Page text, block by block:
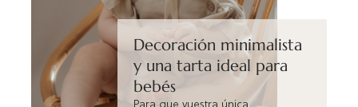
Decoración minimalista
y una tarta ideal para
bebés